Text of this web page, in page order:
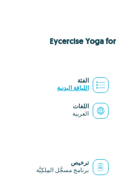
الفئة
اللياقة البدنية
اللغات
العربية
ترخيص
برنامج مسجَّل المِلكِيَّة